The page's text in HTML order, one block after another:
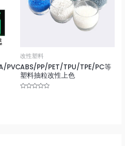
PVC
改性塑料
ABS/PP/PET/TPU/TPE/PC等
塑料抽粒改性上色